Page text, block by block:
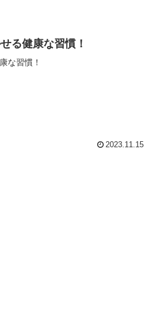
る健康な習慣！
な習慣！
2023.11.15